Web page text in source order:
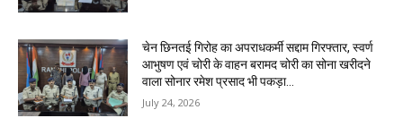
चेन छिनतई गिरोह का अपराधकर्मी सद्दाम गिरफ्तार, स्वर्ण
आभुषण एवं चोरी के वाहन बरामद चोरी का सोना खरीदने
वाला सोनार रमेश प्रसाद भी पकड़ा...
July 24, 2026